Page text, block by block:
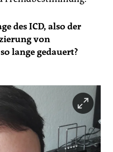
des ICD, also der
von
lange gedauert?